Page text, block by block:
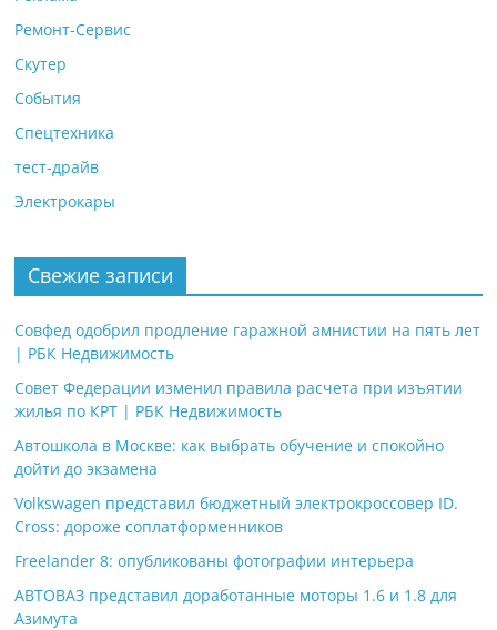
Ремонт-Сервис
Скутер
События
Спецтехника
тест-драйв
Электрокары
Свежие записи
Совфед одобрил продление гаражной амнистии на пять лет
| РБК Недвижимость
Совет Федерации изменил правила расчета при изъятии
жилья по КРТ | РБК Недвижимость
Автошкола в Москве: как выбрать обучение и спокойно
дойти до экзамена
Volkswagen представил бюджетный электрокроссовер ID.
Cross: дороже соплатформенников
Freelander 8: опубликованы фотографии интерьера
АВТОВАЗ представил доработанные моторы 1.6 и 1.8 для
Азимута